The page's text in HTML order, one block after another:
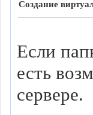
Создание
Если
есть
сервере.